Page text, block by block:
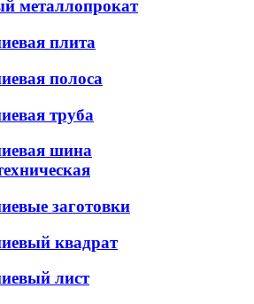
металлопрокат
плита
полоса
труба
шина
заготовки
квадрат
лист